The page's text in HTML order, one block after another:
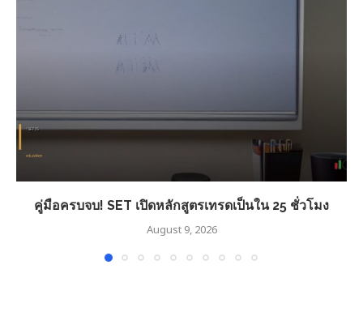
คู่มือครบจบ! SET เปิดหลักสูตรเทรดเป็นใน 25 ชั่วโมง
August 9, 2026